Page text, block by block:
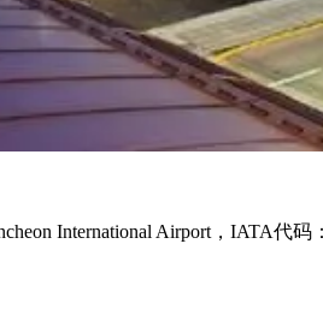
International Airport，IATA代